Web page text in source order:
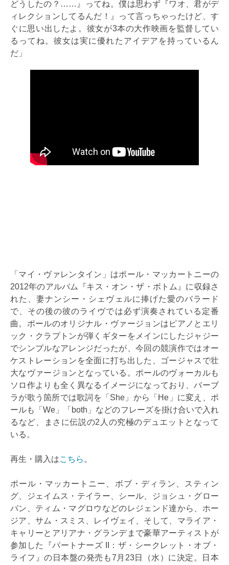
どうしたの？……』ってね。僕は思わず『ワオ、君がデ
ィレクションしてるんだ！』って言っちゃったけど、す
ぐに思い出したよ。彼女が3本の大作映画を監督してい
るってね。彼女は実に優れたアイデアを持っているん
だ」
「マイ・ヴァレンタイン」はポール・マッカートニーの
2012年のアルバム『キス・オン・ザ・ボトム』に収録さ
れた、妻ナンシー・シェヴェルに捧げた愛のバラード
で、その後の彼のライヴでは必ず演奏されている定番
曲。ポールのオリジナル・ヴァージョンはピアノとエリ
ック・クラプトンが弾くギターをメインにしたジャジー
でシンプルなアレンジだったが、今回の競演作ではオー
ケストレーションを全面に打ち出した、ゴージャスで壮
大なヴァージョンとなっている。ポールのヴォーカルも
ソロ作よりも全く異なるイメージになっており、バーブ
ラが歌う箇所では歌詞を「She」から「He」に変え、ポ
ールも「We」「both」などのフレーズを掛け合いで入れ
るなど、まさに伝説の2人の究極のデュエットとなって
いる。
再生・購入はこちら 。
ポール・マッカートニー、ボブ・ディラン、スティン
グ、ジェイムス・テイラー、シール、ジョシュ・グロー
バン、ティム・マグロウなどのレジェンド達から、ホー
ジア、サム・スミス、レイヴェイ、そして、マライア・
キャリーとアリアナ・グランデまで豪華アーティストが
参加した『パートナーズ II：ザ・シークレット・オブ・
ライフ』の日本盤の発売も7月23日（水）に決定。日本